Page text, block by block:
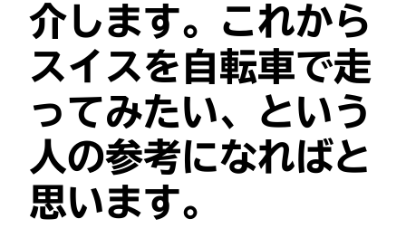
介します。これから
スイスを自転車で走
ってみたい、という
人の参考になればと
思います。